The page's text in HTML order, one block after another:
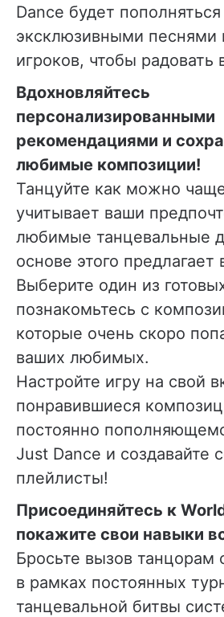
Dance будет
эксклюзивными песнями
игроков, чтобы радовать
Вдохновляйтесь
персонализированными
рекомендациями и
любимые композиции!
Танцуйте как можно
учитывает ваши
любимые танцевальные
основе этого предлагает
Выберите один из
познакомьтесь с
которые очень скоро
ваших любимых.
Настройте игру на свой
понравившиеся
постоянно
Just Dance и создавайте
плейлисты!
Присоединяйтесь к
покажите свои навыки
Бросьте вызов танцорам
в рамках постоянных
танцевальной битвы